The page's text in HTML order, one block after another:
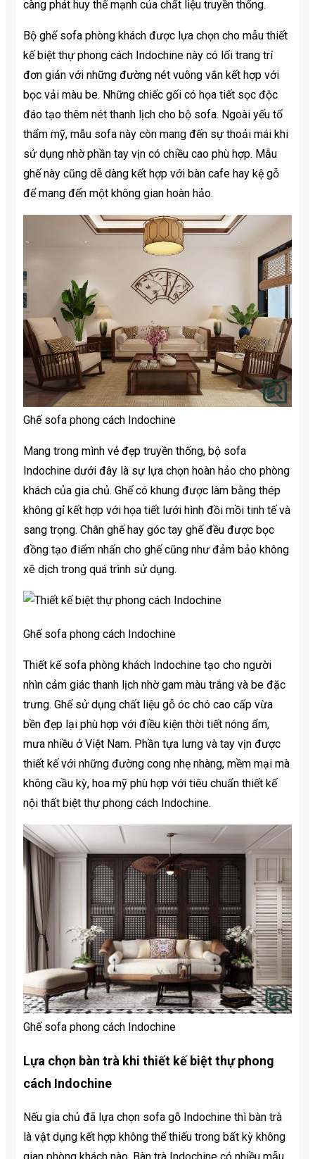
càng phát huy thế mạnh của chất liệu truyền thống.
Bộ ghế sofa phòng khách được lựa chọn cho mẫu thiết
kế biệt thự phong cách Indochine này có lối trang trí
đơn giản với những đường nét vuông vắn kết hợp với
bọc vải màu be. Những chiếc gối có họa tiết sọc độc
đáo tạo thêm nét thanh lịch cho bộ sofa. Ngoài yếu tố
thẩm mỹ, mẫu sofa này còn mang đến sự thoải mái khi
sử dụng nhờ phần tay vịn có chiều cao phù hợp. Mẫu
ghế này cũng dễ dàng kết hợp với bàn cafe hay kệ gỗ
để mang đến một không gian hoàn hảo.
Ghế sofa phong cách Indochine
Mang trong mình vẻ đẹp truyền thống, bộ sofa
Indochine dưới đây là sự lựa chọn hoàn hảo cho phòng
khách của gia chủ. Ghế có khung được làm bằng thép
không gỉ kết hợp với họa tiết lưới hình đồi mồi tinh tế và
sang trọng. Chân ghế hay góc tay ghế đều được bọc
đồng tạo điểm nhấn cho ghế cũng như đảm bảo không
xê dịch trong quá trình sử dụng.
Ghế sofa phong cách Indochine
Thiết kế sofa phòng khách Indochine tạo cho người
nhìn cảm giác thanh lịch nhờ gam màu trắng và be đặc
trưng. Ghế sử dụng chất liệu gỗ óc chó cao cấp vừa
bền đẹp lại phù hợp với điều kiện thời tiết nóng ẩm,
mưa nhiều ở Việt Nam. Phần tựa lưng và tay vịn được
thiết kế với những đường cong nhẹ nhàng, mềm mại mà
không cầu kỳ, hoa mỹ phù hợp với tiêu chuẩn thiết kế
nội thất biệt thự phong cách Indochine.
Ghế sofa phong cách Indochine
Lựa chọn bàn trà khi thiết kế biệt thự phong
cách Indochine
Nếu gia chủ đã lựa chọn sofa gỗ Indochine thì bàn trà
là vật dụng kết hợp không thể thiếu trong bất kỳ không